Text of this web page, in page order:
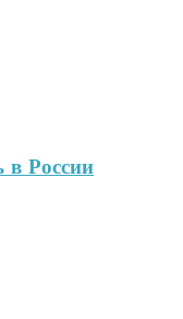
в России